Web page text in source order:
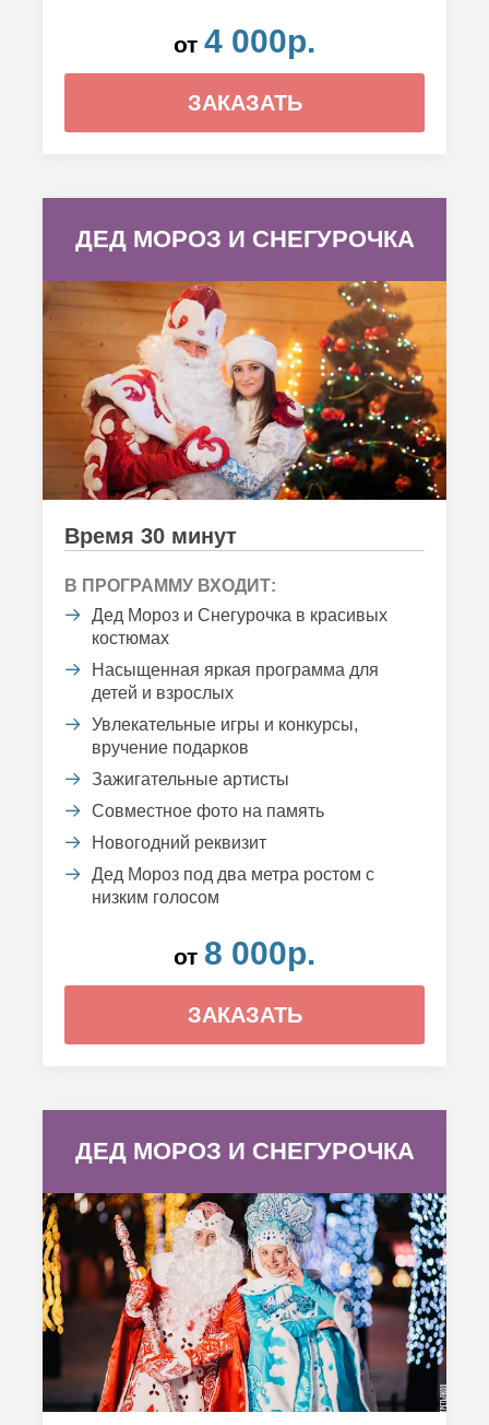
от 4 000р.
ЗАКАЗАТЬ
ДЕД МОРОЗ И СНЕГУРОЧКА
Время 30 минут
В ПРОГРАММУ ВХОДИТ:
Дед Мороз и Снегурочка в красивых
костюмах
Насыщенная яркая программа для
детей и взрослых
Увлекательные игры и конкурсы,
вручение подарков
Зажигательные артисты
Совместное фото на память
Новогодний реквизит
Дед Мороз под два метра ростом с
низким голосом
от 8 000р.
ЗАКАЗАТЬ
ДЕД МОРОЗ И СНЕГУРОЧКА